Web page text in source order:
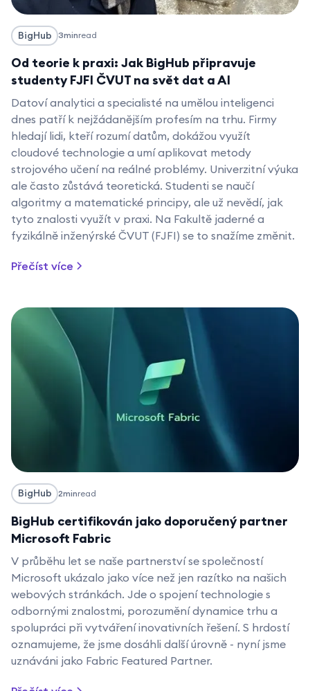
BigHub 3minread
Od teorie k praxi: Jak BigHub připravuje
studenty FJFI ČVUT na svět dat a AI
Datoví analytici a specialisté na umělou inteligenci
dnes patří k nejžádanějším profesím na trhu. Firmy
hledají lidi, kteří rozumí datům, dokážou využít
cloudové technologie a umí aplikovat metody
strojového učení na reálné problémy. Univerzitní výuka
ale často zůstává teoretická. Studenti se naučí
algoritmy a matematické principy, ale už nevědí, jak
tyto znalosti využít v praxi. Na Fakultě jaderné a
fyzikálně inženýrské ČVUT (FJFI) se to snažíme změnit.
Přečíst více
BigHub 2minread
BigHub certifikován jako doporučený partner
Microsoft Fabric
V průběhu let se naše partnerství se společností
Microsoft ukázalo jako více než jen razítko na našich
webových stránkách. Jde o spojení technologie s
odbornými znalostmi, porozumění dynamice trhu a
spolupráci při vytváření inovativních řešení. S hrdostí
oznamujeme, že jsme dosáhli další úrovně - nyní jsme
uznáváni jako Fabric Featured Partner.